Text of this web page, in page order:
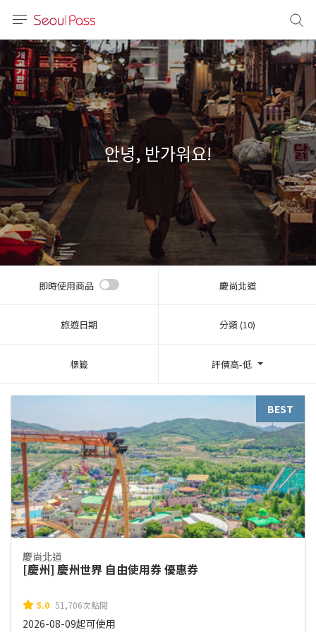
体)
文 (台灣)
안녕, 반가워요!
即時使用商品 慶尚北道
旅遊日期 分類 (10)
標籤 評價高-低
BEST
慶尚北道
[慶州] 慶州世界 自由使用券 優惠券
5.0 51,706次點閱
2026-08-09起可使用